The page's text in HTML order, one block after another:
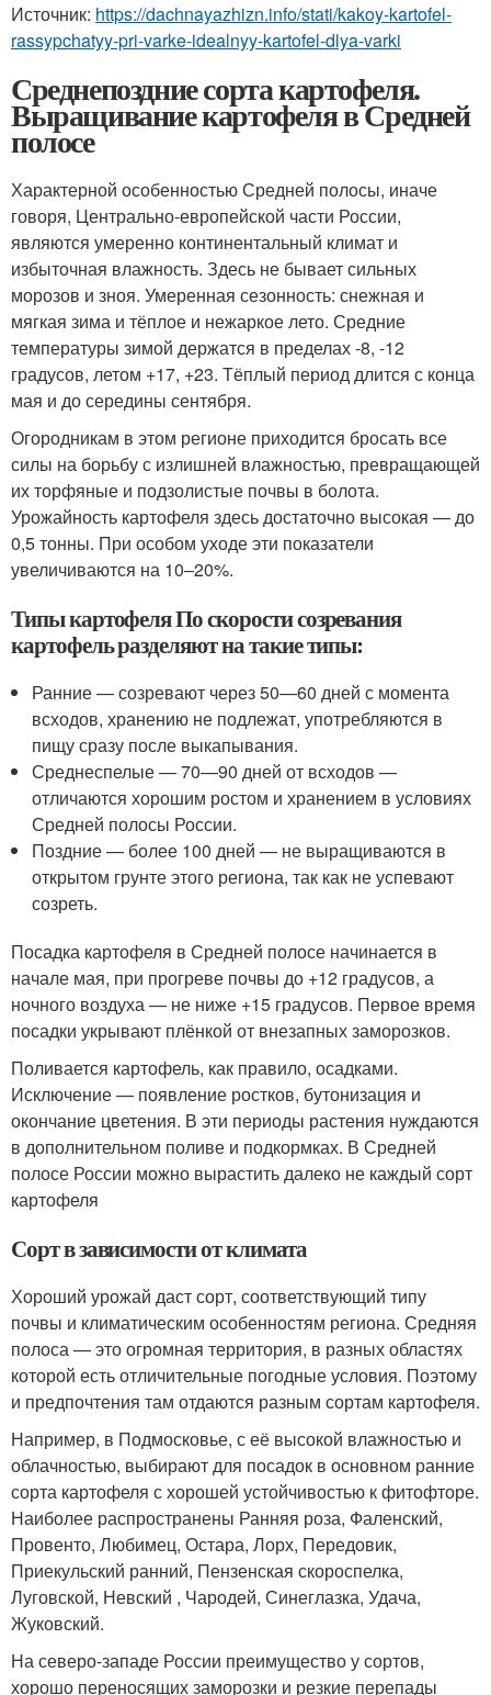
Источник: https://dachnayazhizn.info/stati/kakoy-kartofel-
rassypchatyy-pri-varke-idealnyy-kartofel-dlya-varki
Среднепоздние сорта картофеля.
Выращивание картофеля в Средней
полосе
Характерной особенностью Средней полосы, иначе
говоря, Центрально-европейской части России,
являются умеренно континентальный климат и
избыточная влажность. Здесь не бывает сильных
морозов и зноя. Умеренная сезонность: снежная и
мягкая зима и тёплое и нежаркое лето. Средние
температуры зимой держатся в пределах -8, -12
градусов, летом +17, +23. Тёплый период длится с конца
мая и до середины сентября.
Огородникам в этом регионе приходится бросать все
силы на борьбу с излишней влажностью, превращающей
их торфяные и подзолистые почвы в болота.
Урожайность картофеля здесь достаточно высокая — до
0,5 тонны. При особом уходе эти показатели
увеличиваются на 10–20%.
Типы картофеля По скорости созревания
картофель разделяют на такие типы:
Ранние — созревают через 50—60 дней с момента
всходов, хранению не подлежат, употребляются в
пищу сразу после выкапывания.
Среднеспелые — 70—90 дней от всходов —
отличаются хорошим ростом и хранением в условиях
Средней полосы России.
Поздние — более 100 дней — не выращиваются в
открытом грунте этого региона, так как не успевают
созреть.
Посадка картофеля в Средней полосе начинается в
начале мая, при прогреве почвы до +12 градусов, а
ночного воздуха — не ниже +15 градусов. Первое время
посадки укрывают плёнкой от внезапных заморозков.
Поливается картофель, как правило, осадками.
Исключение — появление ростков, бутонизация и
окончание цветения. В эти периоды растения нуждаются
в дополнительном поливе и подкормках. В Средней
полосе России можно вырастить далеко не каждый сорт
картофеля
Сорт в зависимости от климата
Хороший урожай даст сорт, соответствующий типу
почвы и климатическим особенностям региона. Средняя
полоса — это огромная территория, в разных областях
которой есть отличительные погодные условия. Поэтому
и предпочтения там отдаются разным сортам картофеля.
Например, в Подмосковье, с её высокой влажностью и
облачностью, выбирают для посадок в основном ранние
сорта картофеля с хорошей устойчивостью к фитофторе.
Наиболее распространены Ранняя роза, Фаленский,
Провенто, Любимец, Остара, Лорх, Передовик,
Приекульский ранний, Пензенская скороспелка,
Луговской, Невский , Чародей, Синеглазка, Удача,
Жуковский.
На северо-западе России преимущество у сортов,
хорошо переносящих заморозки и резкие перепады